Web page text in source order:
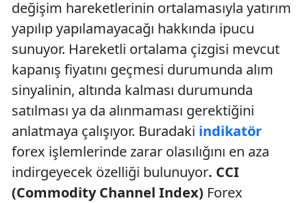
değişim hareketlerinin ortalamasıyla yatırım
yapılıp yapılamayacağı hakkında ipucu
sunuyor. Hareketli ortalama çizgisi mevcut
kapanış fiyatını geçmesi durumunda alım
sinyalinin, altında kalması durumunda
satılması ya da alınmaması gerektiğini
anlatmaya çalışıyor. Buradaki indikatör
forex işlemlerinde zarar olasılığını en aza
indirgeyecek özelliği bulunuyor. CCI
(Commodity Channel Index) Forex